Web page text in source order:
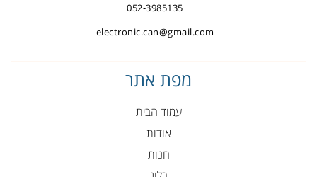
052-3985135
electronic.can@gmail.com
מפת אתר
עמוד הבית
אודות
חנות